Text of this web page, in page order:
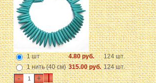
1 шт 4.80 руб.
124 шт.
1 нить (40 см) 315.00 руб. 124 шт.
- +